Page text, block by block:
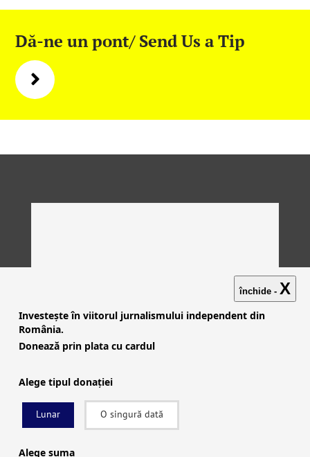
Dă-ne un pont/ Send Us a Tip
Investigații Știri |Explicative
închide - X
Investește în viitorul jurnalismului independent din
România.
Donează prin plata cu cardul
Alege tipul donației
Lunar O singură dată
Alege suma